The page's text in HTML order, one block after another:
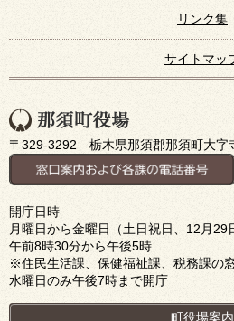
リンク集
サイトマッ
〒329-3292 栃木県那須郡那須町大字
開庁日時
月曜日から金曜日（土日祝日、12月29
午前8時30分から午後5時
※住民生活課、保健福祉課、税務課の窓
水曜日のみ午後7時まで開庁
町役場案内